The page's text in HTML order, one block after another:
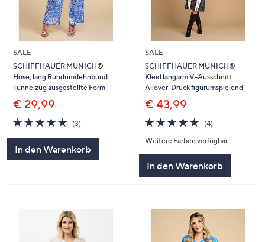
SALE
SCHIFFHAUER MUNICH®
Hose, lang Rundumdehnbund
Tunnelzug ausgestellte Form
€ 29,99
5.0
von
5
(3)
In den Warenkorb
SALE
SCHIFFHAUER MUNICH®
Kleid langarm V-Ausschnitt
Allover-Druck figurumspielend
€ 43,99
4.8
von
5
(4)4
Weitere Farben verfügbar
In den Warenkorb